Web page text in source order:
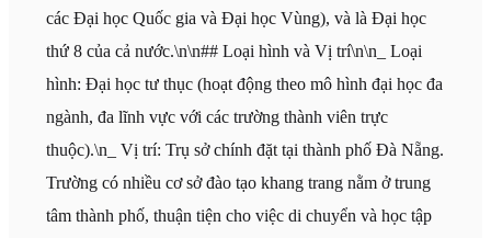
các Đại học Quốc gia và Đại học Vùng), và là Đại học
thứ 8 của cả nước.\n\n## Loại hình và Vị trí\n\n_ Loại
hình: Đại học tư thục (hoạt động theo mô hình đại học đa
ngành, đa lĩnh vực với các trường thành viên trực
thuộc).\n_ Vị trí: Trụ sở chính đặt tại thành phố Đà Nẵng.
Trường có nhiều cơ sở đào tạo khang trang nằm ở trung
tâm thành phố, thuận tiện cho việc di chuyển và học tập